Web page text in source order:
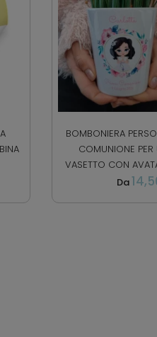
BOMBONIERA
COMUNIONE PER
VASETTO CON
Da